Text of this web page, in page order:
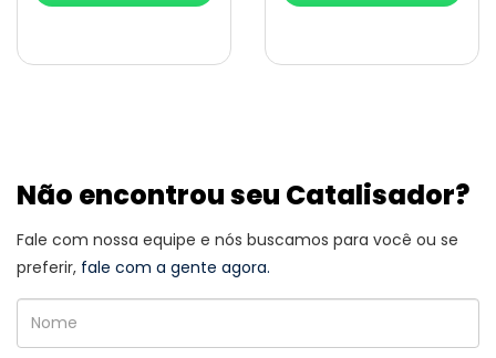
Não encontrou seu Catalisador?
Fale com nossa equipe e nós buscamos para você ou se
preferir, fale com a gente agora.